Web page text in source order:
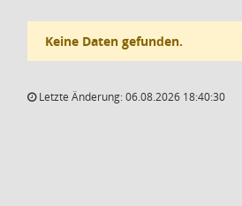
Keine Daten gefunden.
Letzte Änderung: 06.08.2026 18:40:30